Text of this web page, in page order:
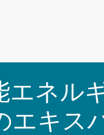
エネル
エキス